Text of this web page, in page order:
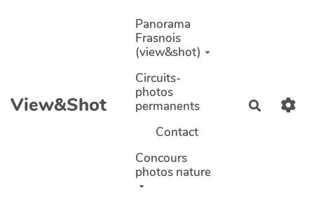
Aller au contenu principal
View&Shot
Panorama
Frasnois
(view&shot)
Circuits-
photos
permanents
Contact
Concours
photos nature